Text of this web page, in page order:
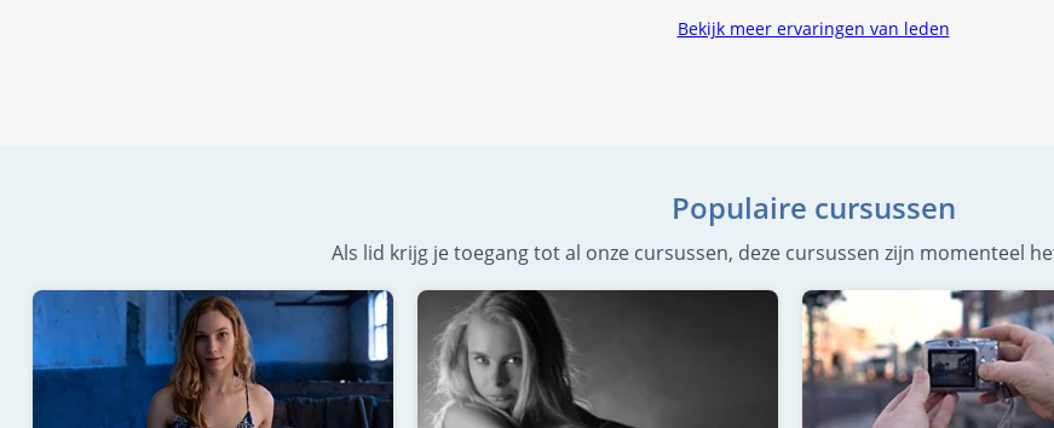
Bekijk meer ervaringen van leden
Populaire cursussen
Als lid krijg je toegang tot al onze cursussen, deze cursussen zijn momenteel